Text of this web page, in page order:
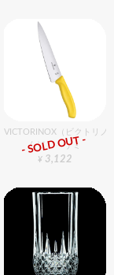
VICTORINOX（ビクトリ
包丁・ハサミ
¥ 3,122
- SOLD OUT -